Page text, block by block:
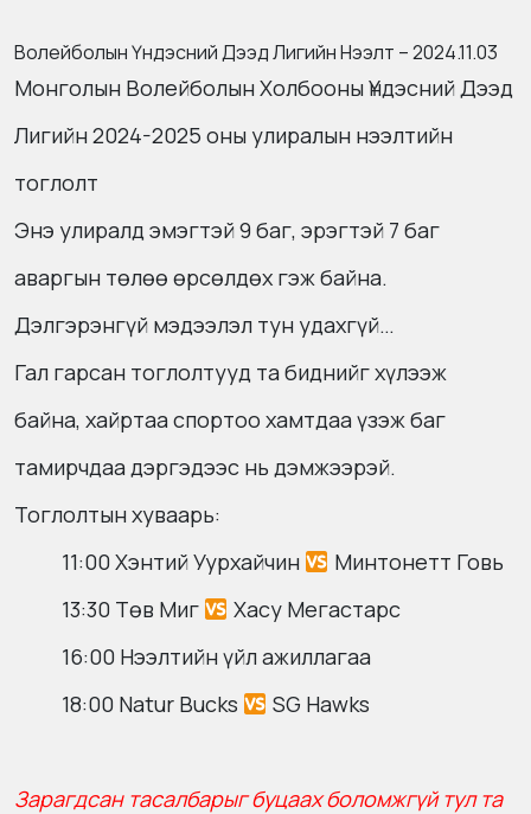
Волейболын Үндэсний Дээд Лигийн Нээлт – 2024.11.03
Монголын Волейболын Холбооны Үндэсний Дээд
Лигийн 2024-2025 оны улиралын нээлтийн
тоглолт
Энэ улиралд эмэгтэй 9 баг, эрэгтэй 7 баг
аваргын төлөө өрсөлдөх гэж байна.
Дэлгэрэнгүй мэдээлэл тун удахгүй…
Гал гарсан тоглолтууд та биднийг хүлээж
байна, хайртаа спортоо хамтдаа үзэж баг
тамирчдаа дэргэдээс нь дэмжээрэй.
Тоглолтын хуваарь:
11:00 Хэнтий Уурхайчин
Минтонетт Говь
13:30 Төв Миг
Хасу Мегастарс
16:00 Нээлтийн үйл ажиллагаа
18:00 Natur Bucks
SG Hawks
Зарагдсан тасалбарыг буцаах боломжгүй тул та